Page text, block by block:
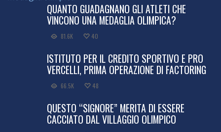
QUANTO GUADAGNANO GLI ATLETI CHE
VINCONO UNA MEDAGLIA OLIMPICA?
81.6K 40
ISTITUTO PER IL CREDITO SPORTIVO E PRO
VERCELLI, PRIMA OPERAZIONE DI FACTORING
66.5K 48
QUESTO “SIGNORE” MERITA DI ESSERE
CACCIATO DAL VILLAGGIO OLIMPICO